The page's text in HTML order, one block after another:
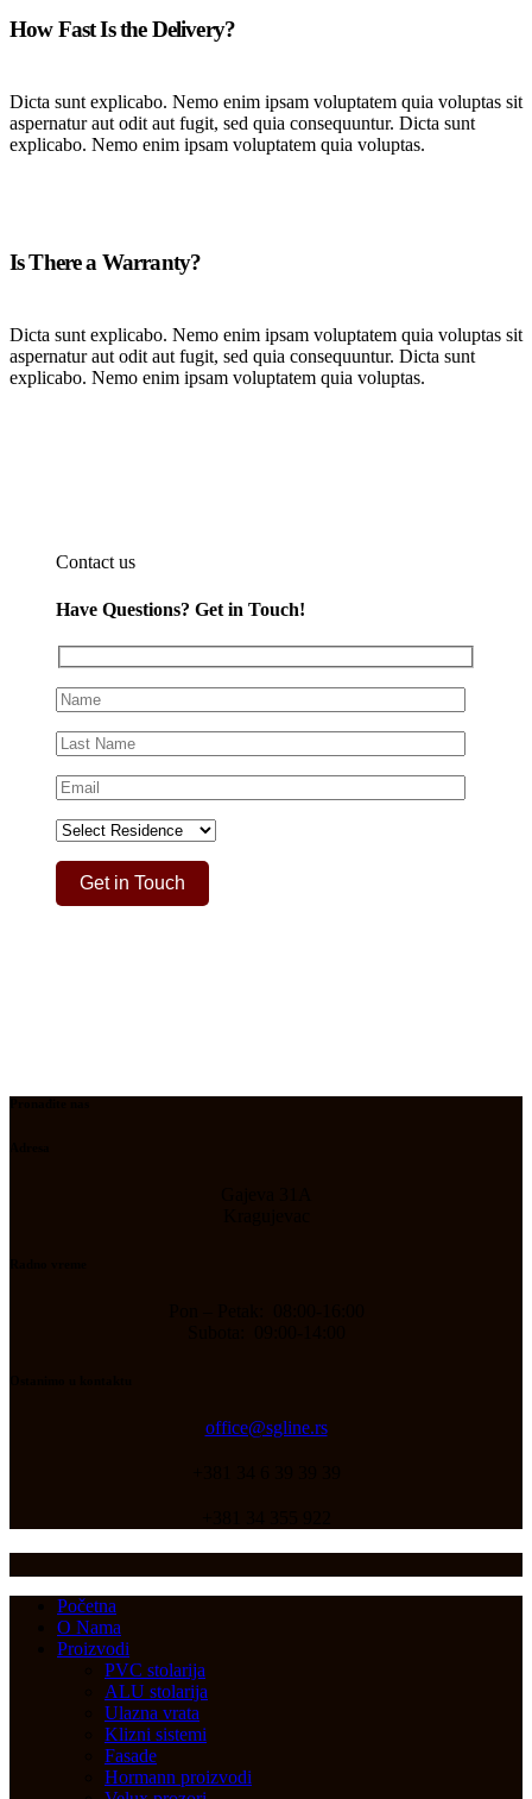
How Fast Is the Delivery?
Dicta sunt explicabo. Nemo enim ipsam voluptatem quia voluptas sit
aspernatur aut odit aut fugit, sed quia consequuntur. Dicta sunt
explicabo. Nemo enim ipsam voluptatem quia voluptas.
Is There a Warranty?
Dicta sunt explicabo. Nemo enim ipsam voluptatem quia voluptas sit
aspernatur aut odit aut fugit, sed quia consequuntur. Dicta sunt
explicabo. Nemo enim ipsam voluptatem quia voluptas.
Contact us
Have Questions? Get in Touch!
office@sgline.rs
Početna
O Nama
Proizvodi
PVC stolarija
ALU stolarija
Ulazna vrata
Klizni sistemi
Fasade
Hormann proizvodi